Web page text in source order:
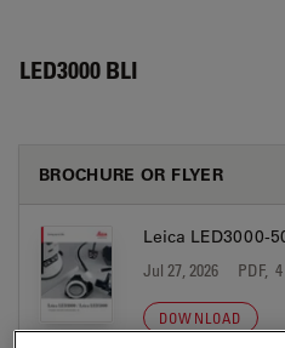
LED3000 BLI
BROCHURE OR FLYER
Leica LED3000-
Jul 27, 2026 PDF,
DOWNLOAD